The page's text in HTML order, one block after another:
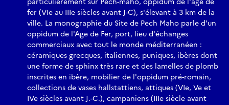
fer (VIe au IIIe siècles avant J-C), s'élevant à 3 km de la
ville. La monographie du Site de Pech Maho parle d'un
oppidum de l'Age de Fer, port, lieu d'échanges
commerciaux avec tout le monde méditerranéen :
céramiques grecques, italiennes, puniques, ibères dont
une forme de sphinx très rare et des lamelles de plomb
inscrites en ibère, mobilier de l'oppidum pré-romain,
collections de vases hallstattiens, attiques (VIe, Ve et
IVe siècles avant J.-C.), campaniens (IIIe siècle avant